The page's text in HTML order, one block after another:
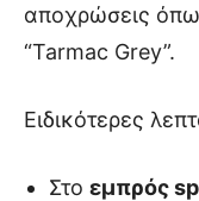
αποχρώσεις
“Tarmac Grey”.
Ειδικότερες
Στο εμπρός